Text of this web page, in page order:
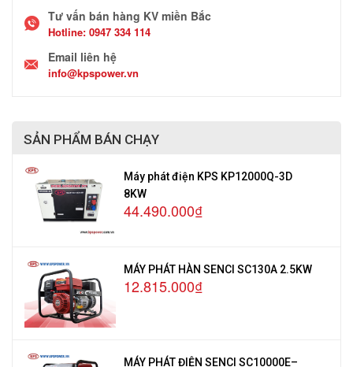
Tư vấn bán hàng KV miền Bắc
Hotline: 0947 334 114
Email liên hệ
info@kpspower.vn
SẢN PHẨM BÁN CHẠY
Máy phát điện KPS KP12000Q-3D
8KW
44.490.000₫
MÁY PHÁT HÀN SENCI SC130A 2.5KW
12.815.000₫
MÁY PHÁT ĐIỆN SENCI SC10000E–